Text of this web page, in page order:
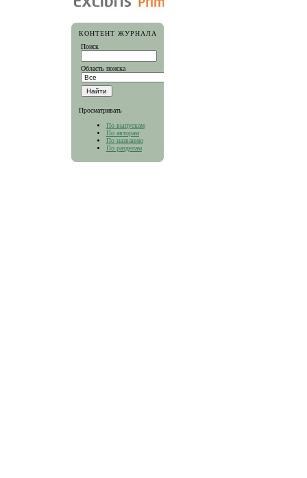
КОНТЕНТ ЖУРНАЛА
Поиск
Область поиска
Просматривать
По выпускам
По авторам
По названию
По разделам